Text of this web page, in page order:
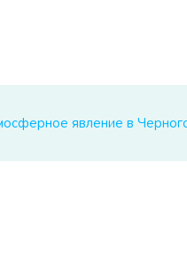
явление в